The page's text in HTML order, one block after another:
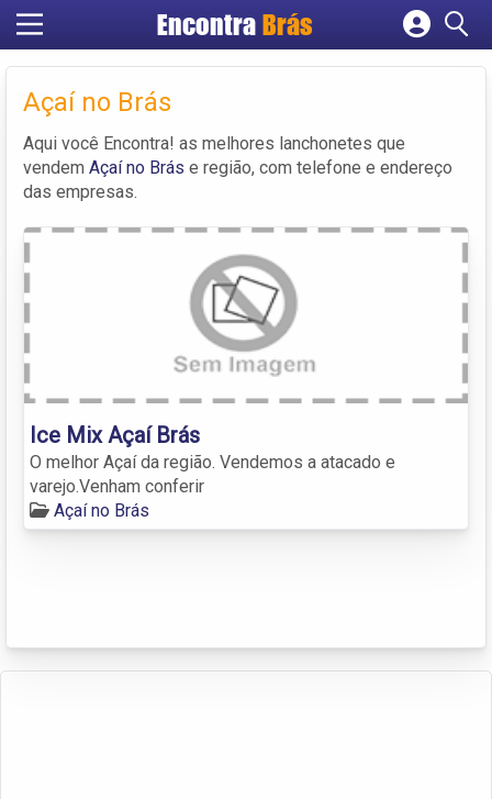
Encontra Brás
Cadastrar empresa
Açaí no Brás
Aqui você Encontra! as melhores lanchonetes que
vendem Açaí no Brás e região, com telefone e endereço
das empresas.
Ice Mix Açaí Brás
O melhor Açaí da região. Vendemos a atacado e
varejo.Venham conferir
Açaí no Brás